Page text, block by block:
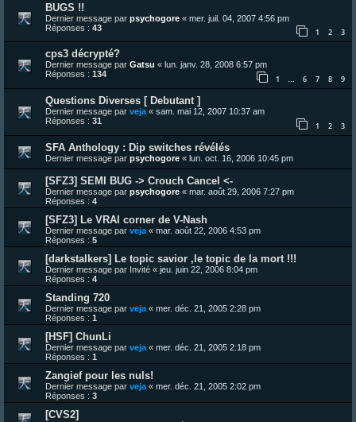
BUGS !!
Dernier message par psychogore « mer. juil. 04, 2007 4:56 pm
Réponses : 43 1 2 3
cps3 décrypté?
Dernier message par Gatsu « lun. janv. 28, 2008 6:57 pm
Réponses : 134 1 … 6 7 8 9
Questions Diverses [ Debutant ]
Dernier message par veja « sam. mai 12, 2007 10:37 am
Réponses : 31 1 2 3
SFA Anthology : Dip switches révélés
Dernier message par psychogore « lun. oct. 16, 2006 10:45 pm
[SFZ3] SEMI BUG -> Crouch Cancel <-
Dernier message par psychogore « mar. août 29, 2006 7:27 pm
Réponses : 4
[SFZ3] Le VRAI corner de V-Nash
Dernier message par veja « mar. août 22, 2006 4:53 pm
Réponses : 5
[darkstalkers] Le topic savior ,le topic de la mort !!!
Dernier message par Invité « jeu. juin 22, 2006 8:04 pm
Réponses : 4
Standing 720
Dernier message par veja « mer. déc. 21, 2005 2:28 pm
Réponses : 1
[HSF] ChunLi
Dernier message par veja « mer. déc. 21, 2005 2:18 pm
Réponses : 1
Zangief pour les nuls!
Dernier message par veja « mer. déc. 21, 2005 2:02 pm
Réponses : 3
[CVS2]